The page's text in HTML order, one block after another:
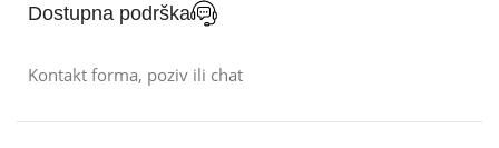
Dostupna podrška
Kontakt forma, poziv ili chat